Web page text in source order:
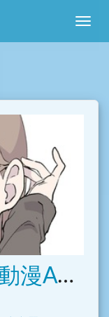
Anime-Challenge 動漫ACGN遊戲群